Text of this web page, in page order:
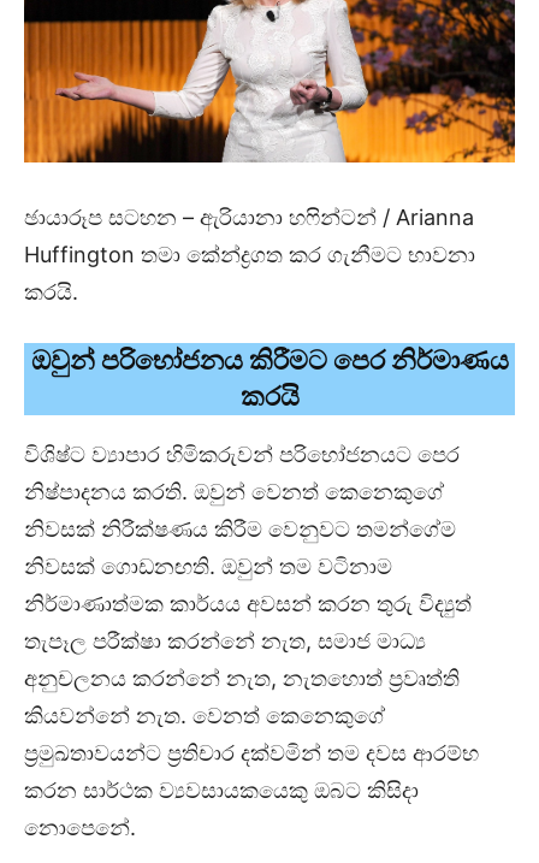
ඡායාරූප සටහන – ඇරියානා හෆින්ටන් / Arianna
Huffington තමා කේන්ද්‍රගත කර ගැනීමට භාවනා
කරයි.
ඔවුන් පරිභෝජනය කිරීමට පෙර නිර්මාණය
කරයි
විශිෂ්ට ව්‍යාපාර හිමිකරුවන් පරිභෝජනයට පෙර
නිෂ්පාදනය කරති. ඔවුන් වෙනත් කෙනෙකුගේ
නිවසක් නිරීක්ෂණය කිරීම වෙනුවට තමන්ගේම
නිවසක් ගොඩනඟති. ඔවුන් තම වටිනාම
නිර්මාණාත්මක කාර්යය අවසන් කරන තුරු විද්‍යුත්
තැපෑල පරීක්ෂා කරන්නේ නැත, සමාජ මාධ්‍ය
අනුචලනය කරන්නේ නැත, නැතහොත් ප්‍රවෘත්ති
කියවන්නේ නැත. වෙනත් කෙනෙකුගේ
ප්‍රමුඛතාවයන්ට ප්‍රතිචාර දක්වමින් තම දවස ආරම්භ
කරන සාර්ථක ව්‍යවසායකයෙකු ඔබට කිසිදා
නොපෙනේ.